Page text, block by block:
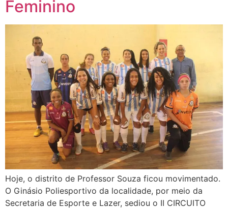
Feminino
Hoje, o distrito de Professor Souza ficou movimentado.
O Ginásio Poliesportivo da localidade, por meio da
Secretaria de Esporte e Lazer, sediou o II CIRCUITO